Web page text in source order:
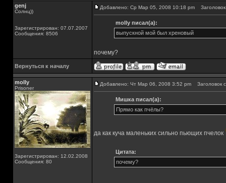
genj
Солнц))
Зарегистрирован: 07.07.2007
Сообщения: 8506
Добавлено: Ср Мар 05, 2008 10:18 pm
molly писал(а):
выпускной мой был хреновый
почему?
Вернуться к началу
molly
Prisoner
Зарегистрирован: 12.02.2008
Сообщения: 80
Добавлено: Чт Мар 06, 2008 3:52 pm Заголовок
Мишка писал(а):
Прямо как пчёлы?
да как куча маленьких сильно пьющих пчелок
Цитата:
почему?